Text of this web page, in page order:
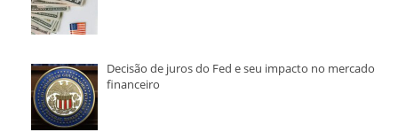
Decisão de juros do Fed e seu impacto no mercado
financeiro